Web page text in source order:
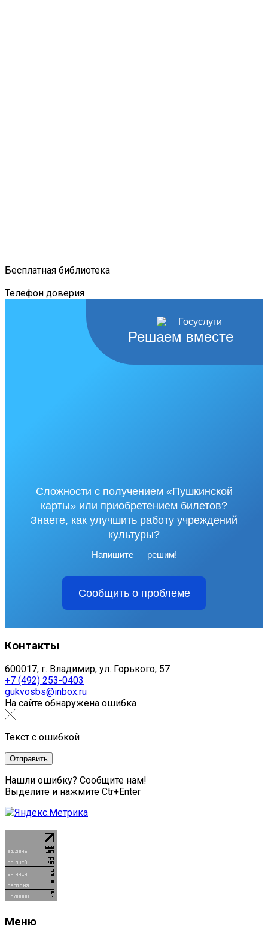
Бесплатная библиотека
Телефон доверия
Решаем вместе
Сложности с получением «Пушкинской
карты» или приобретением билетов?
Знаете, как улучшить работу учреждений
культуры?
Напишите — решим!
Сообщить о проблеме
Контакты
600017, г. Владимир, ул. Горького, 57
+7 (492) 253-0403
gukvosbs@inbox.ru
На сайте обнаружена ошибка
Текст с ошибкой
Нашли ошибку? Сообщите нам!
Выделите и нажмите Ctr+Enter
Меню